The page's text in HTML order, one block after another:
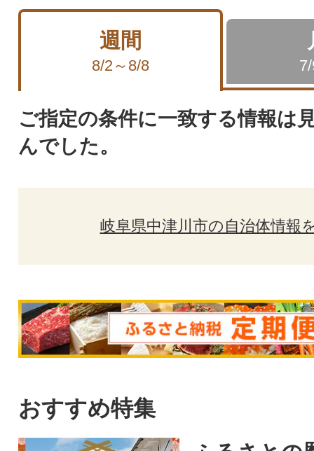
週間
8/2～8/8
ご指定の条件に一致する情報は
んでした。
岐阜県中津川市の自治体情報
おすすめ特集